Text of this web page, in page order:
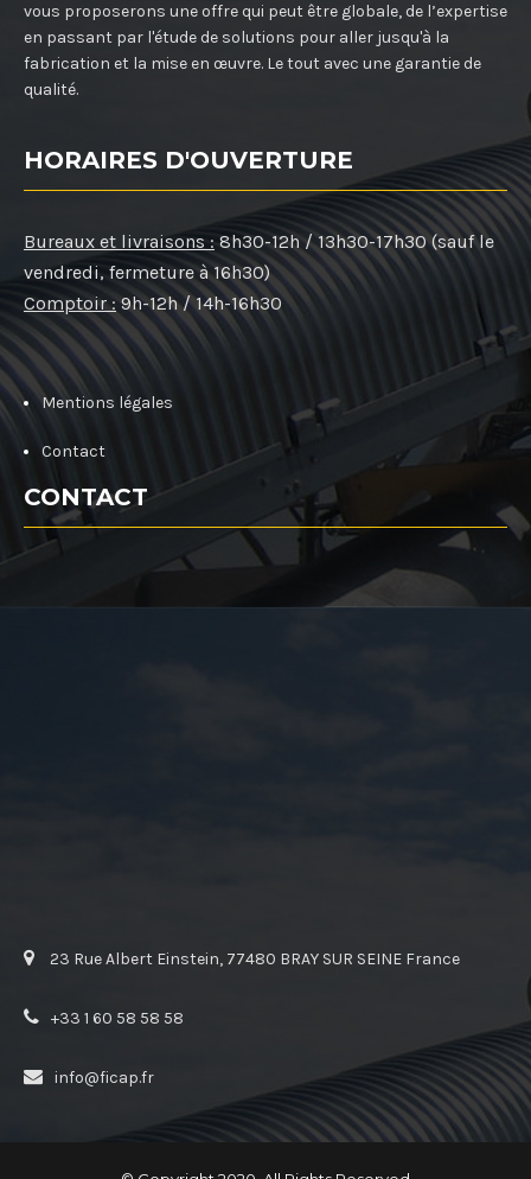
vous proposerons une offre qui peut être globale, de l’expertise
en passant par l'étude de solutions pour aller jusqu'à la
fabrication et la mise en œuvre. Le tout avec une garantie de
qualité.
HORAIRES D'OUVERTURE
Bureaux et livraisons : 8h30-12h / 13h30-17h30 (sauf le
vendredi, fermeture à 16h30)
Comptoir : 9h-12h / 14h-16h30
Mentions légales
Contact
CONTACT
23 Rue Albert Einstein, 77480 BRAY SUR SEINE France
+33 1 60 58 58 58
info@ficap.fr